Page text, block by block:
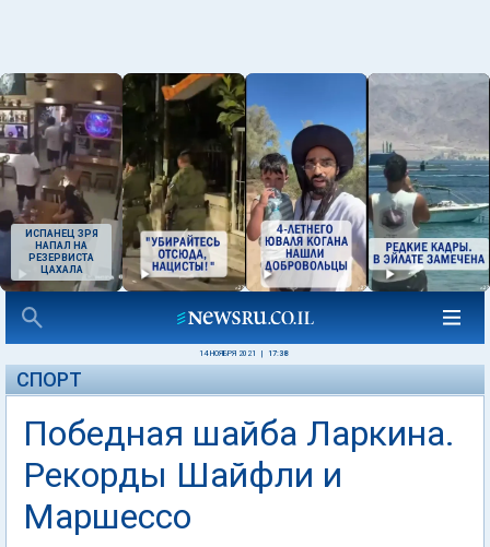
ИСПАНЕЦ ЗРЯ
НАПАЛ НА
РЕЗЕРВИСТА
ЦАХАЛА
14 НОЯБРЯ 2021 17:38
СПОРТ
Победная шайба Ларкина.
Рекорды Шайфли и
Маршессо